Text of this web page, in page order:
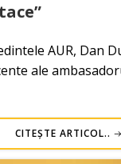
AUR, Dan
ale
CITEȘTE ARTICOL..